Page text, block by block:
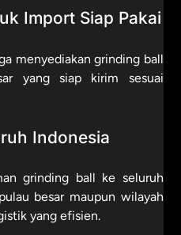
Import Siap Pakai
menyediakan grinding ball
yang siap kirim sesuai
Indonesia
grinding ball ke seluruh
besar maupun wilayah
yang efisien.